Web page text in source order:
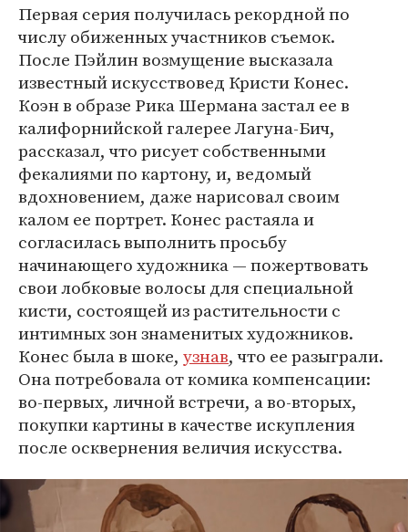
Первая серия получилась рекордной по
числу обиженных участников съемок.
После Пэйлин возмущение высказала
известный искусствовед Кристи Конес.
Коэн в образе Рика Шермана застал ее в
калифорнийской галерее Лагуна-Бич,
рассказал, что рисует собственными
фекалиями по картону, и, ведомый
вдохновением, даже нарисовал своим
калом ее портрет. Конес растаяла и
согласилась выполнить просьбу
начинающего художника — пожертвовать
свои лобковые волосы для специальной
кисти, состоящей из растительности с
интимных зон знаменитых художников.
Конес была в шоке, узнав, что ее разыграли.
Она потребовала от комика компенсации:
во-первых, личной встречи, а во-вторых,
покупки картины в качестве искупления
после осквернения величия искусства.